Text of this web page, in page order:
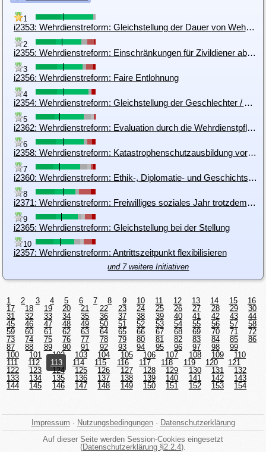
1
i2353: Wehrdienstreform: Gleichstellung der Dauer von Wehr- und Zivildienst
2
i2355: Wehrdienstreform: Einschränkungen für Zivildiener abschaffen
3
i2356: Wehrdienstreform: Faire Entlohnung
4
i2354: Wehrdienstreform: Gleichstellung der Geschlechter / Alle einziehen
5
i2362: Wehrdienstreform: Evaluation durch die Wehrdienstpflichtigen
6
i2358: Wehrdienstreform: Katastrophenschutzausbildung vor Kampfausbildung
7
i2360: Wehrdienstreform: Ethik-, Diplomatie- und Geschichtsunterricht in der Wehrpflicht
8
i2371: Wehrdienstreform: Freiwilliges soziales Jahr trotzdem einführen
9
i2365: Wehrdienstreform: Gleichstellung bei der Stellung
10
i2357: Wehrdienstreform: Antrittszeitpunkt flexibilisieren
und 7 weitere Initiativen
1 2 3 4 5 6 7 8 9 10 11 12 13 14 15
16
17
18 19 20 21 22 23 24 25 26 27 28 29
30
31
32 33 34 35 36 37 38 39 40 41 42 43
44
45
46 47 48 49 50 51 52 53 54 55 56 57
58
59
60 61 62 63 64 65 66 67 68 69 70 71
72
73
74 75 76 77 78 79 80 81 82 83 84 85
86
87
88 89 90 91 92 93 94 95 96 97 98
99
100
101 102 103 104 105 106 107 108 109
110
111
112 113 114 115 116 117 118 119 120
121
122
123 124 125 126 127 128 129 130 131
132
133
134 135 136 137 138 139 140 141 142
143
144
145 146 147 148 149 150 151 152 153 154
Impressum · Nutzungsbedingungen· Datenschutzerklärung
Auf dieser Seite werden Session-Cookies eingesetzt
(Datenschutzerklärung §2.2.4).